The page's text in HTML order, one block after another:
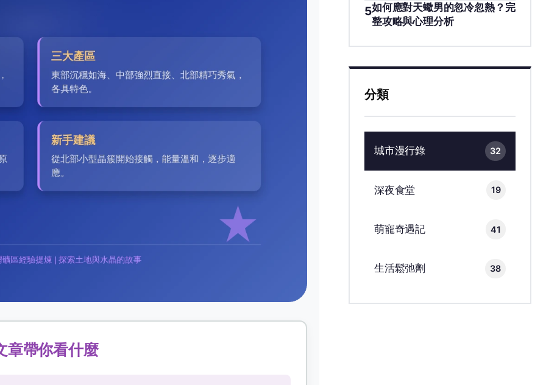
章帶你看什麼
5如何應對天蠍男的忽冷忽熱？完
整攻略與心理分析
分類
城市漫行錄 32
深夜食堂 19
萌寵奇遇記 41
生活鬆弛劑 38